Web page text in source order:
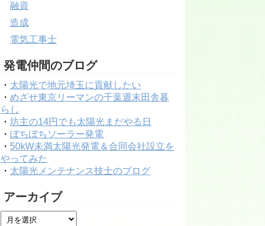
融資
造成
電気工事士
発電仲間のブログ
・ 太陽光で地元埼玉に貢献したい
・ めざせ東京リーマンの千葉週末田舎暮
らし
・ 坊主の14円でも太陽光まだやる日
・ ぼちぼちソーラー発電
・ 50kW未満太陽光発電＆合同会社設立を
やってみた
・ 太陽光メンテナンス技士のブログ
アーカイブ